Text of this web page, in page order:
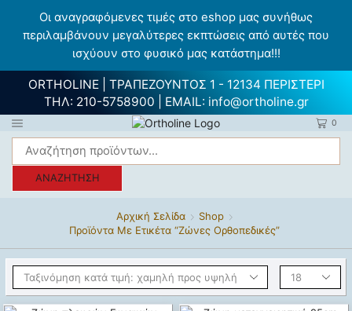
Οι αναγραφόμενες τιμές στο eshop μας συνήθως
περιλαμβάνουν μεγαλύτερες εκπτώσεις από αυτές που
ισχύουν στο φυσικό μας κατάστημα!!!
ORTHOLINE | ΤΡΑΠΕΖΟΥΝΤΟΣ 1 - 12134 ΠΕΡΙΣΤΕΡΙ
ΤΗΛ: 210-5758900 | EMAIL: info@ortholine.gr
0
ΑΝΑΖΉΤΗΣΗ
Αρχική Σελίδα
Shop
Προϊόντα Με Ετικέτα “Ζώνες Ορθοπεδικές”